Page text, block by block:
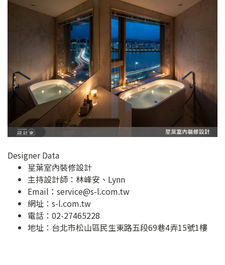
Designer Data
星葉室內裝修設計
主持設計師：林峰安、Lynn
Email： service@s-l.com.tw
網址： s-l.com.tw
電話：02-27465228
地址： 台北市松山區民生東路五段69巷4弄15號1樓